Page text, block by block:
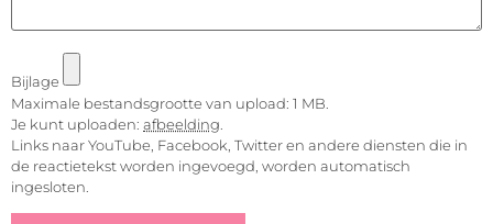
Bijlage
Maximale bestandsgrootte van upload: 1 MB.
Je kunt uploaden: afbeelding
Links naar YouTube, Facebook, Twitter en andere diensten die in
de reactietekst worden ingevoegd, worden automatisch
ingesloten.